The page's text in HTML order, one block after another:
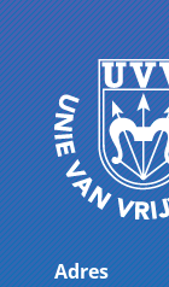
Adres